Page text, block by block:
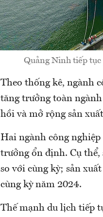
Quảng Ninh tiếp
Theo thống kê, ngành
tăng trưởng toàn
hồi và mở rộng sản
Hai ngành công
trưởng ổn định. Cụ thể,
so với cùng kỳ; sản
cùng kỳ năm 2024.
Thế mạnh du lịch tiếp